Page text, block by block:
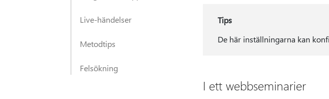
Live-händelser
Metodtips
Felsökning
Tips
De här inställningarna kan
I ett webbseminarier